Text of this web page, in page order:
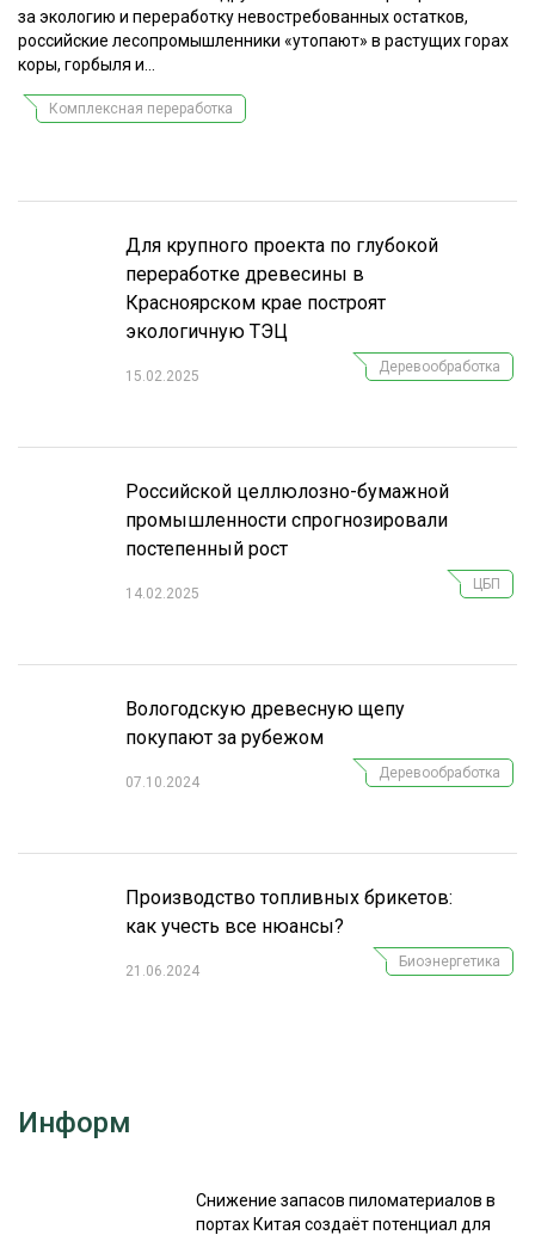
ДЕРЕВЯННОЕ ДОМОСТРОЕНИЕ
за экологию и переработку невостребованных остатков,
российские лесопромышленники «утопают» в растущих горах
коры, горбыля и...
Комплексная переработка
Для крупного проекта по глубокой
переработке древесины в
Красноярском крае построят
экологичную ТЭЦ
15.02.2025
Деревообработка
Российской целлюлозно-бумажной
промышленности спрогнозировали
постепенный рост
14.02.2025
ЦБП
Вологодскую древесную щепу
покупают за рубежом
07.10.2024
Деревообработка
Производство топливных брикетов:
как учесть все нюансы?
21.06.2024
Биоэнергетика
Информ
Снижение запасов пиломатериалов в
портах Китая создаёт потенциал для